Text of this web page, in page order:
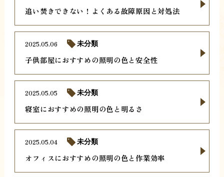
追い焚きできない！よくある故障原因と対処法
子供部屋におすすめの照明の色と安全性
2025.05.06 未分類
寝室におすすめの照明の色と明るさ
2025.05.05 未分類
オフィスにおすすめの照明の色と作業効率
2025.05.04 未分類